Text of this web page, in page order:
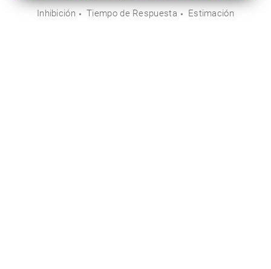
Inhibición Tiempo de Respuesta Estimación